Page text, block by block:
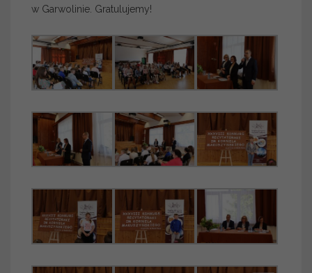
w Garwolinie. Gratulujemy!